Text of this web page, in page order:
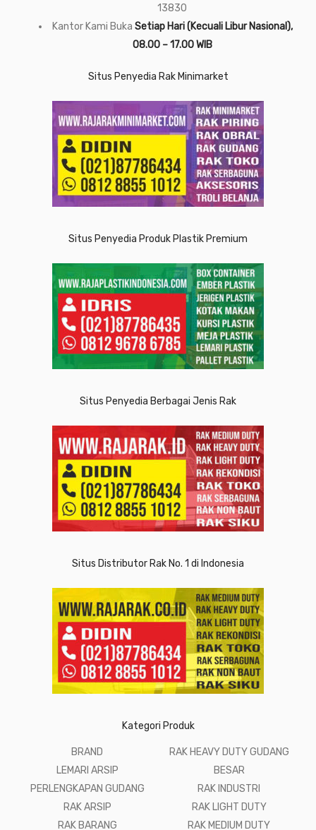
13830
Kantor Kami Buka Setiap Hari (Kecuali Libur Nasional),
08.00 – 17.00 WIB
Situs Penyedia Rak Minimarket
Situs Penyedia Produk Plastik Premium
Situs Penyedia Berbagai Jenis Rak
Situs Distributor Rak No. 1 di Indonesia
Kategori Produk
BRAND
LEMARI ARSIP
PERLENGKAPAN GUDANG
RAK ARSIP
RAK BARANG
RAK HEAVY DUTY GUDANG
BESAR
RAK INDUSTRI
RAK LIGHT DUTY
RAK MEDIUM DUTY